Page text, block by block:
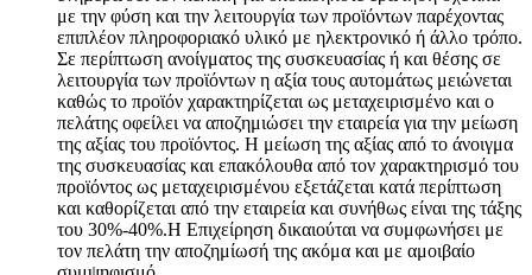
με την φύση και την λειτουργία των προϊόντων παρέχοντας
επιπλέον πληροφοριακό υλικό με ηλεκτρονικό ή άλλο τρόπο.
Σε περίπτωση ανοίγματος της συσκευασίας ή και θέσης σε
λειτουργία των προϊόντων η αξία τους αυτομάτως μειώνεται
καθώς το προϊόν χαρακτηρίζεται ως μεταχειρισμένο και ο
πελάτης οφείλει να αποζημιώσει την εταιρεία για την μείωση
της αξίας του προϊόντος. Η μείωση της αξίας από το άνοιγμα
της συσκευασίας και επακόλουθα από τον χαρακτηρισμό του
προϊόντος ως μεταχειρισμένου εξετάζεται κατά περίπτωση
και καθορίζεται από την εταιρεία και συνήθως είναι της τάξης
του 30%-40%.Η Επιχείρηση δικαιούται να συμφωνήσει με
τον πελάτη την αποζημίωσή της ακόμα και με αμοιβαίο